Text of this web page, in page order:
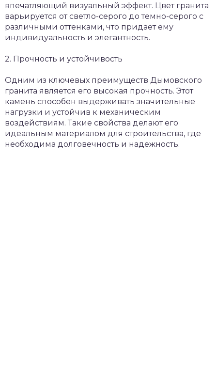
впечатляющий визуальный эффект. Цвет гранита
варьируется от светло-серого до темно-серого с
различными оттенками, что придает ему
индивидуальность и элегантность.
2. Прочность и устойчивость
Одним из ключевых преимуществ Дымовского
гранита является его высокая прочность. Этот
камень способен выдерживать значительные
нагрузки и устойчив к механическим
воздействиям. Такие свойства делают его
идеальным материалом для строительства, где
необходима долговечность и надежность.